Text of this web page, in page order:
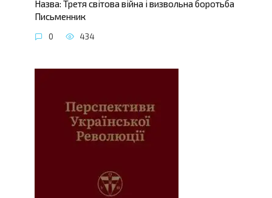
Назва: Третя світова війна і визвольна боротьба
Письменник
0 434